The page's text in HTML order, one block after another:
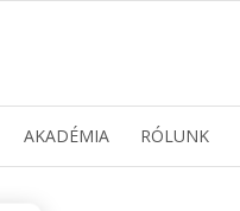
AKADÉMIA RÓLUNK